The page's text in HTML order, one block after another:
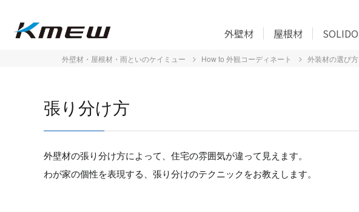
外壁材 屋根材 SOLIDO
外壁材・屋根材・雨といのケイミュー How to 外観コーディネート 外装材の選び方
張り分け方
外壁材の張り分け方によって、住宅の雰囲気が違って見えます。
わが家の個性を表現する、張り分けのテクニックをお教えします。